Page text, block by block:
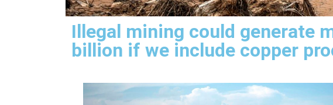
Illegal mining could generate
billion if we include copper